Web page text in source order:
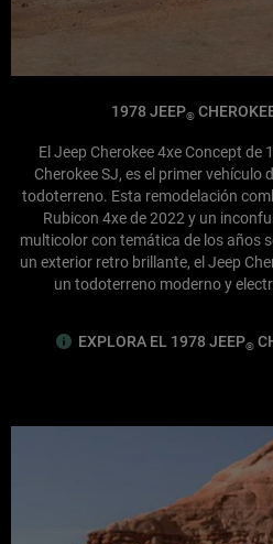
1978 JEEP®
El Jeep Cherokee 4xe Concept de
Cherokee SJ, es el primer vehículo
todoterreno. Esta remodelación
Rubicon 4xe de 2022 y un
multicolor con temática de los años
un exterior retro brillante, el Jeep
un todoterreno moderno y
EXPLORA EL 1978 JEEP®